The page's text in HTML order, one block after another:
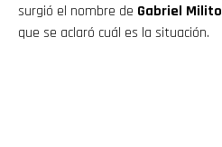
surgió el nombre de Gabriel Milito
que se aclaró cuál es la situación.